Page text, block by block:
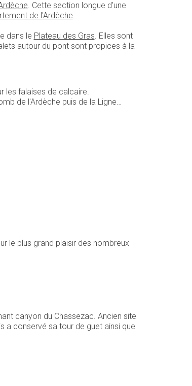
. Cette section longue d'une
de l'Ardèche.
dans le Plateau des Gras. Elles sont
autour du pont sont propices à la
les falaises de calcaire.
de l'Ardèche puis de la Ligne…
le plus grand plaisir des nombreux
canyon du Chassezac. Ancien site
a conservé sa tour de guet ainsi que